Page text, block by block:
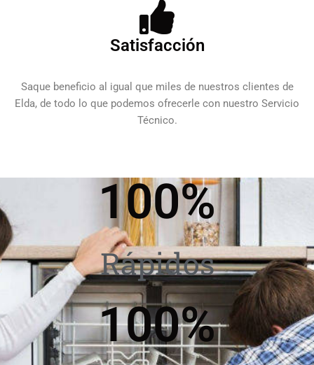
Satisfacción
Saque beneficio al igual que miles de nuestros clientes de
Elda, de todo lo que podemos ofrecerle con nuestro Servicio
Técnico.
Rápidos
100%
100%